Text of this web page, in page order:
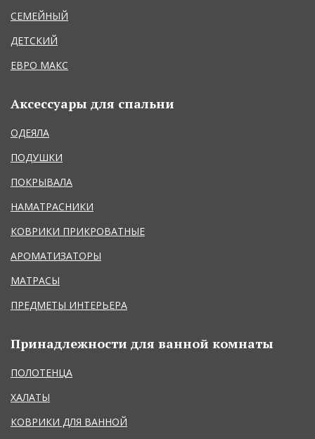
СЕМЕЙНЫЙ
ДЕТСКИЙ
ЕВРО МАКС
Аксессуары для спальни
ОДЕЯЛА
ПОДУШКИ
ПОКРЫВАЛА
НАМАТРАСНИКИ
КОВРИКИ ПРИКРОВАТНЫЕ
АРОМАТИЗАТОРЫ
МАТРАСЫ
ПРЕДМЕТЫ ИНТЕРЬЕРА
Принадлежности для ванной комнаты
ПОЛОТЕНЦА
ХАЛАТЫ
КОВРИКИ ДЛЯ ВАННОЙ